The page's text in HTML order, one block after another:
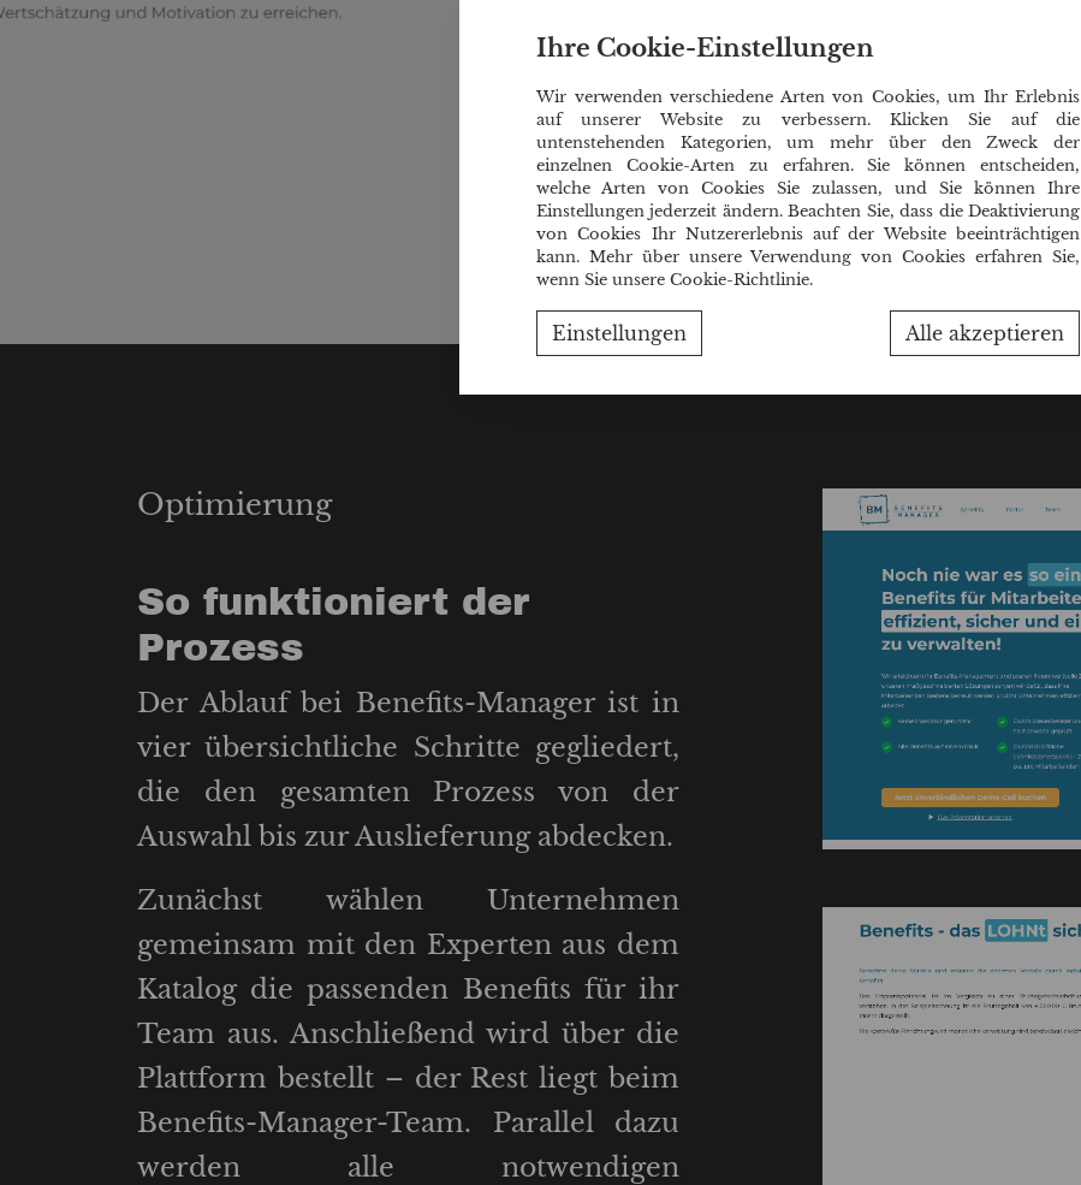
Optimierung
So funktioniert der
Prozess
Der Ablauf bei Benefits-Manager ist in
vier übersichtliche Schritte gegliedert,
die den gesamten Prozess von der
Auswahl bis zur Auslieferung abdecken.
Zunächst wählen Unternehmen
gemeinsam mit den Experten aus dem
Katalog die passenden Benefits für ihr
Team aus. Anschließend wird über die
Plattform bestellt – der Rest liegt beim
Benefits-Manager-Team. Parallel dazu
werden alle notwendigen
Ihre Cookie-Einstellungen
Wir verwenden verschiedene Arten von Cookies, um Ihr Erlebnis
auf unserer Website zu verbessern. Klicken Sie auf die
untenstehenden Kategorien, um mehr über den Zweck der
einzelnen Cookie-Arten zu erfahren. Sie können entscheiden,
welche Arten von Cookies Sie zulassen, und Sie können Ihre
Einstellungen jederzeit ändern. Beachten Sie, dass die Deaktivierung
von Cookies Ihr Nutzererlebnis auf der Website beeinträchtigen
kann. Mehr über unsere Verwendung von Cookies erfahren Sie,
wenn Sie unsere Cookie-Richtlinie.
Einstellungen Alle akzeptieren